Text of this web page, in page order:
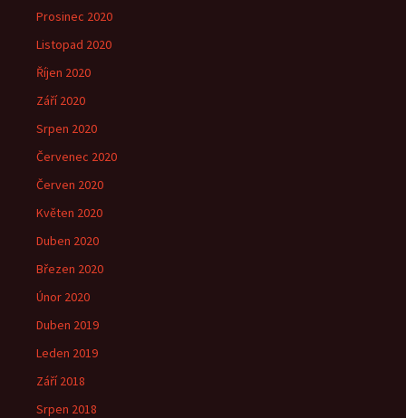
Prosinec 2020
Listopad 2020
Říjen 2020
Září 2020
Srpen 2020
Červenec 2020
Červen 2020
Květen 2020
Duben 2020
Březen 2020
Únor 2020
Duben 2019
Leden 2019
Září 2018
Srpen 2018